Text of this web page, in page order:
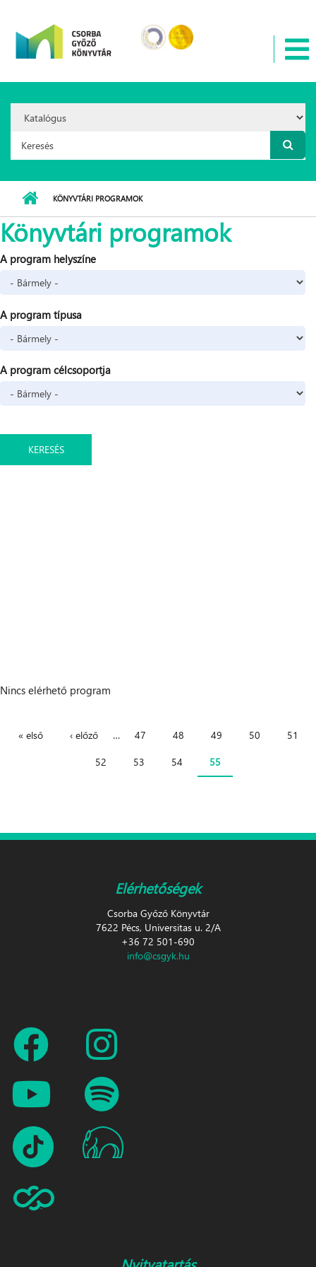
Option:
Keresés űrlap
KÖNYVTÁRI PROGRAMOK
Könyvtári programok
A program helyszíne
A program típusa
A program célcsoportja
Nincs elérhető program
Oldalak
« első ‹ előző … 47 48 49 50
51
52
53 54 55
Elérhetőségek
Csorba Győző Könyvtár
7622 Pécs, Universitas u. 2/A
+36 72 501-690
info@csgyk.hu